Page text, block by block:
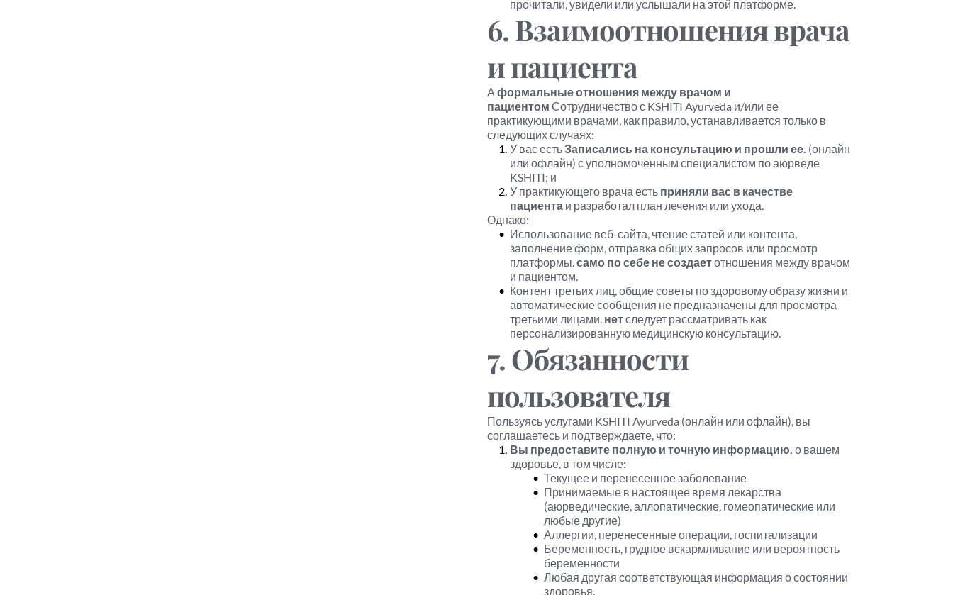
прочитали, увидели или услышали на этой платформе.
6. Взаимоотношения врача
и пациента
А формальные отношения между врачом и
пациентом Сотрудничество с KSHITI Ayurveda и/или ее
практикующими врачами, как правило, устанавливается только в
следующих случаях:
У вас есть Записались на консультацию и прошли ее. (онлайн
или офлайн) с уполномоченным специалистом по аюрведе
KSHITI; и
У практикующего врача есть приняли вас в качестве
пациента и разработал план лечения или ухода.
Однако:
Использование веб-сайта, чтение статей или контента,
заполнение форм, отправка общих запросов или просмотр
платформы. само по себе не создает отношения между врачом
и пациентом.
Контент третьих лиц, общие советы по здоровому образу жизни и
автоматические сообщения не предназначены для просмотра
третьими лицами. нет следует рассматривать как
персонализированную медицинскую консультацию.
7. Обязанности
пользователя
Пользуясь услугами KSHITI Ayurveda (онлайн или офлайн), вы
соглашаетесь и подтверждаете, что:
Вы предоставите полную и точную информацию. о вашем
здоровье, в том числе:
Текущее и перенесенное заболевание
Принимаемые в настоящее время лекарства
(аюрведические, аллопатические, гомеопатические или
любые другие)
Аллергии, перенесенные операции, госпитализации
Беременность, грудное вскармливание или вероятность
беременности
Любая другая соответствующая информация о состоянии
здоровья.